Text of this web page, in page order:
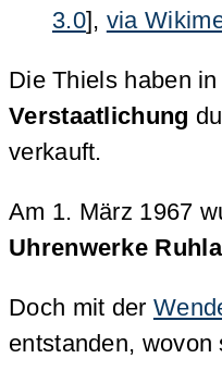
3.0], via
Die Thiels haben
Verstaatlichung
verkauft.
Am 1. März 1967
Uhrenwerke
Doch mit der
entstanden,